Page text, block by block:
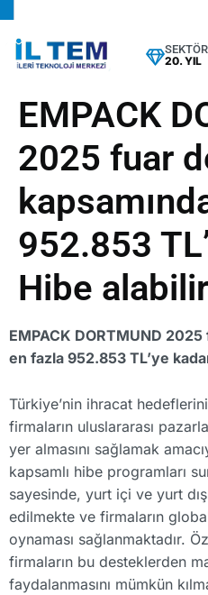
20. YIL
EMPACK
2025 fuar
952.853
Hibe
EMPACK DORTMUND
en fazla 952.853 TL’ye
Türkiye’nin ihracat
firmaların uluslararası
yer almasını sağlamak
kapsamlı hibe programları
sayesinde, yurt içi ve yurt
edilmekte ve firmaların
oynaması sağlanmaktadır.
firmaların bu desteklerden
faydalanmasını mümkün